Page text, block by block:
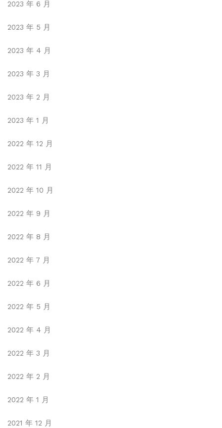
2023 年 6 月
2023 年 5 月
2023 年 4 月
2023 年 3 月
2023 年 2 月
2023 年 1 月
2022 年 12 月
2022 年 11 月
2022 年 10 月
2022 年 9 月
2022 年 8 月
2022 年 7 月
2022 年 6 月
2022 年 5 月
2022 年 4 月
2022 年 3 月
2022 年 2 月
2022 年 1 月
2021 年 12 月